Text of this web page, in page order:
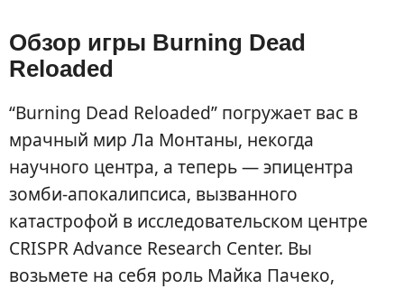
Обзор игры Burning Dead
Reloaded
“Burning Dead Reloaded” погружает вас в
мрачный мир Ла Монтаны, некогда
научного центра, а теперь — эпицентра
зомби-апокалипсиса, вызванного
катастрофой в исследовательском центре
CRISPR Advance Research Center. Вы
возьмете на себя роль Майка Пачеко,